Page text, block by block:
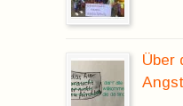
Über